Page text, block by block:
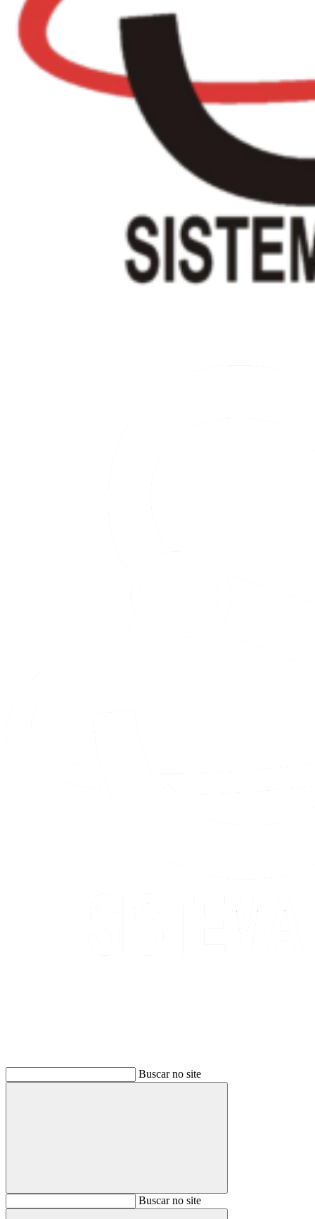
Buscar no site
BuscarBuscar no site